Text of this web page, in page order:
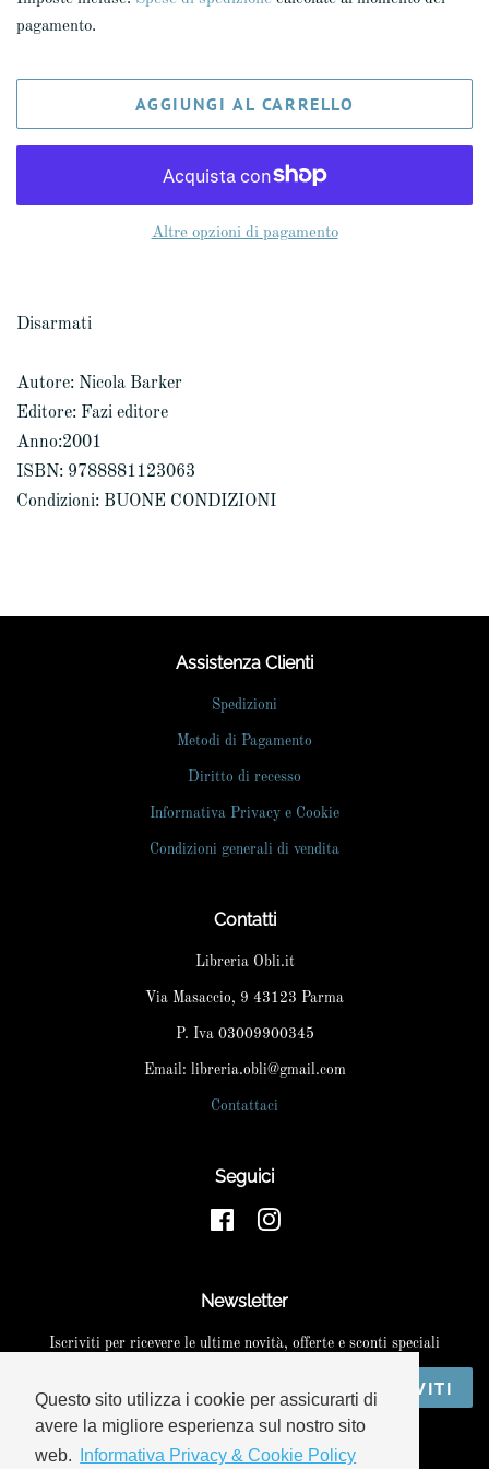
Questo sito utilizza i cookie per assicurarti di
avere la migliore esperienza sul nostro sito
web.
Informativa Privacy & Cookie Policy
listino
pagamento.
AGGIUNGI AL CARRELLO
Altre opzioni di pagamento
Disarmati
Autore: Nicola Barker
Editore: Fazi editore
Anno:2001
ISBN: 9788881123063
Condizioni: BUONE CONDIZIONI
Assistenza Clienti
Spedizioni
Metodi di Pagamento
Diritto di recesso
Informativa Privacy e Cookie
Condizioni generali di vendita
Contatti
Libreria Obli.it
Via Masaccio, 9 43123 Parma
P. Iva 03009900345
Email: libreria.obli@gmail.com
Contattaci
Seguici
FacebookInstagram
Newsletter
Iscriviti per ricevere le ultime novità, offerte e sconti speciali
ISCRIVITI
Copyright © 2026,Libreria Obli. Powered by Shopify